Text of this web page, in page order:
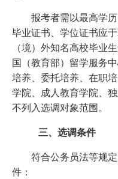
报考者需以最高学
毕业证书、学位证书应
（境）外知名高校毕业
国（教育部）留学服务
培养、委托培养、在职
学院、成人教育学院、
不列入选调对象范围。
三、选调条件
符合公务员法等规
件：